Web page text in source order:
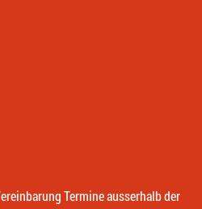
Termine ausserhalb der